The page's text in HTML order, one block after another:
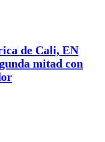
de Cali, EN
mitad con